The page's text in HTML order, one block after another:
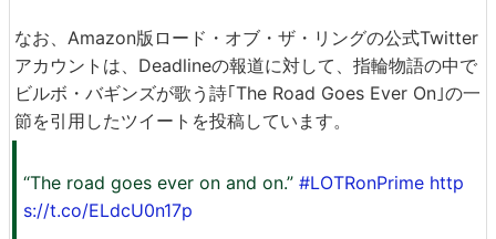
なお、Amazon版ロード・オブ・ザ・リングの公式Twitter
アカウントは、Deadlineの報道に対して、指輪物語の中で
ビルボ・バギンズが歌う詩｢The Road Goes Ever On｣の一
節を引用したツイートを投稿しています。
“The road goes ever on and on.” #LOTRonPrime http
s://t.co/ELdcU0n17p